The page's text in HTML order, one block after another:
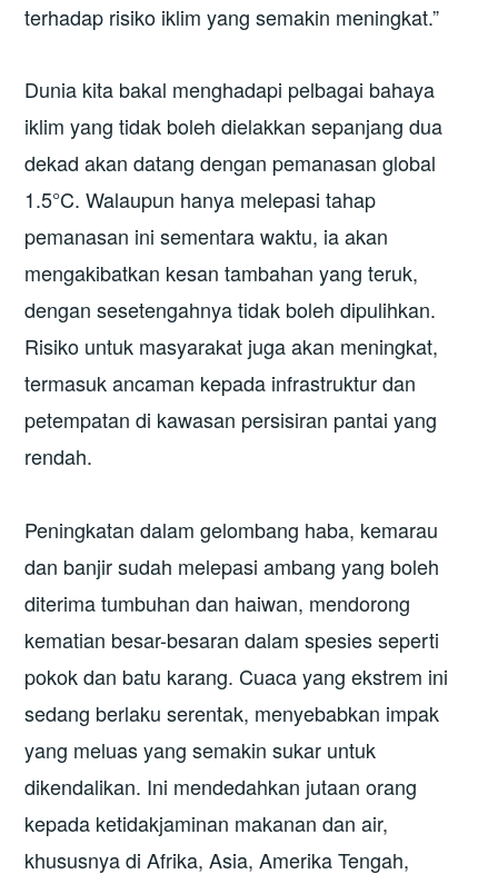
terhadap risiko iklim yang semakin meningkat.”
Dunia kita bakal menghadapi pelbagai bahaya
iklim yang tidak boleh dielakkan sepanjang dua
dekad akan datang dengan pemanasan global
1.5°C. Walaupun hanya melepasi tahap
pemanasan ini sementara waktu, ia akan
mengakibatkan kesan tambahan yang teruk,
dengan sesetengahnya tidak boleh dipulihkan.
Risiko untuk masyarakat juga akan meningkat,
termasuk ancaman kepada infrastruktur dan
petempatan di kawasan persisiran pantai yang
rendah.
Peningkatan dalam gelombang haba, kemarau
dan banjir sudah melepasi ambang yang boleh
diterima tumbuhan dan haiwan, mendorong
kematian besar-besaran dalam spesies seperti
pokok dan batu karang. Cuaca yang ekstrem ini
sedang berlaku serentak, menyebabkan impak
yang meluas yang semakin sukar untuk
dikendalikan. Ini mendedahkan jutaan orang
kepada ketidakjaminan makanan dan air,
khususnya di Afrika, Asia, Amerika Tengah,